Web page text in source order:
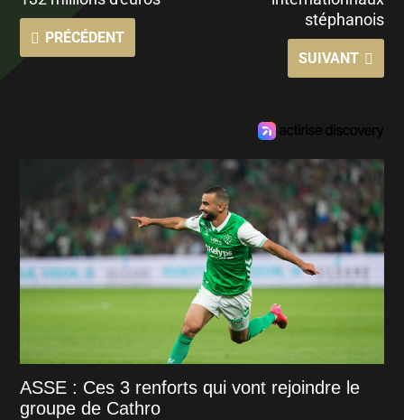
PRÉCÉDENT
stéphanois
SUIVANT
ASSE : Ces 3 renforts qui vont rejoindre le
groupe de Cathro